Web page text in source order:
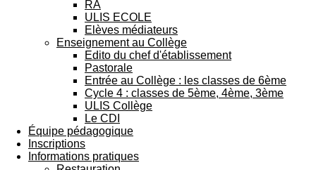
RA
ULIS ECOLE
Elèves médiateurs
Enseignement au Collège
Edito du chef d'établissement
Pastorale
Entrée au Collège : les classes de 6ème
Cycle 4 : classes de 5ème, 4ème, 3ème
ULIS Collège
Le CDI
Équipe pédagogique
Inscriptions
Informations pratiques